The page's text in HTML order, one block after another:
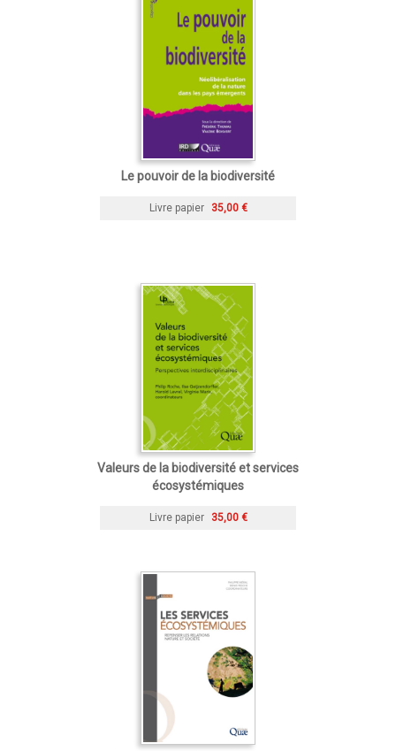
Le pouvoir de la biodiversité
Livre papier 35,00 €
Valeurs de la biodiversité et services
écosystémiques
Livre papier 35,00 €